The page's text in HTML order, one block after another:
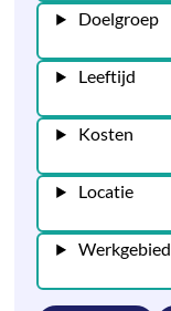
Doelgroep
Leeftijd
Kosten
Locatie
Werkgebied